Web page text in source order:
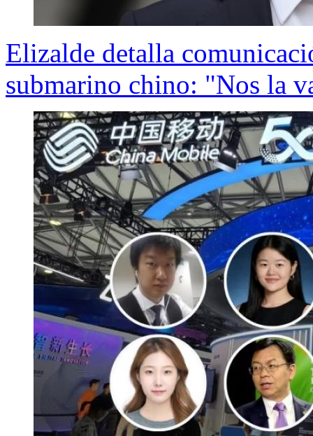
Elizalde detalla
submarino chino: "Nos la